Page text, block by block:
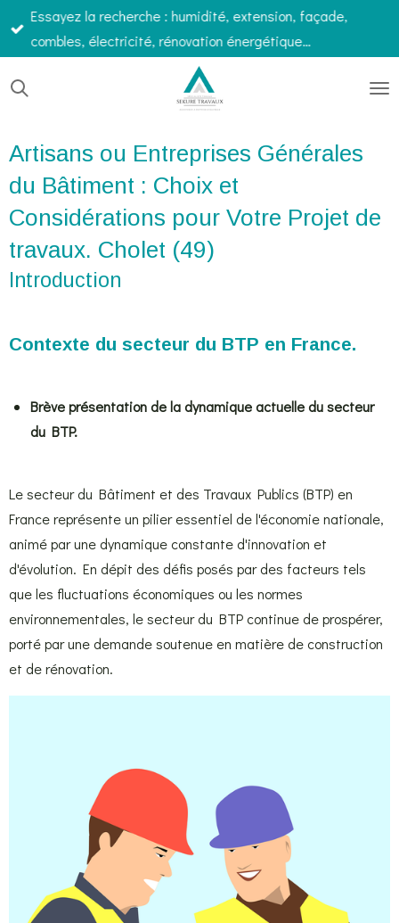
Passer
principal
Essayez la recherche : humidité, extension, façade,
combles, électricité, rénovation énergétique…
Artisans ou Entreprises Générales
du Bâtiment : Choix et
Considérations pour Votre Projet de
travaux. Cholet (49)
Introduction
Contexte du secteur du BTP en France.
Brève présentation de la dynamique actuelle du secteur
du BTP.
Le secteur du Bâtiment et des Travaux Publics (BTP) en
France représente un pilier essentiel de l'économie nationale,
animé par une dynamique constante d'innovation et
d'évolution. En dépit des défis posés par des facteurs tels
que les fluctuations économiques ou les normes
environnementales, le secteur du BTP continue de prospérer,
porté par une demande soutenue en matière de construction
et de rénovation.